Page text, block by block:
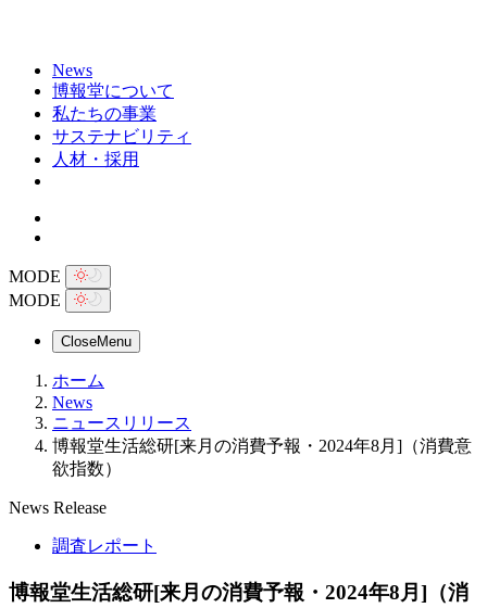
News
博報堂について
私たちの事業
サステナビリティ
人材・採用
MODE
MODE
CloseMenu
ホーム
News
ニュースリリース
博報堂生活総研[来月の消費予報・2024年8月]（消費意
欲指数）
News Release
調査レポート
博報堂生活総研[来月の消費予報・2024年8月]（消